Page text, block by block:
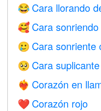
😂 Cara llorando
🥰 Cara
🥲 Cara sonriente
🥺 Cara suplicante
❤️‍🔥 Corazón en
❤️ Corazón rojo